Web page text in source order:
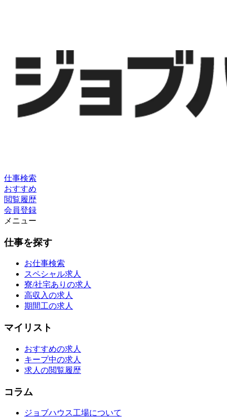
仕事検索
おすすめ
閲覧履歴
会員登録
メニュー
仕事を探す
お仕事検索
スペシャル求人
寮/社宅ありの求人
高収入の求人
期間工の求人
マイリスト
おすすめの求人
キープ中の求人
求人の閲覧履歴
コラム
ジョブハウス工場について